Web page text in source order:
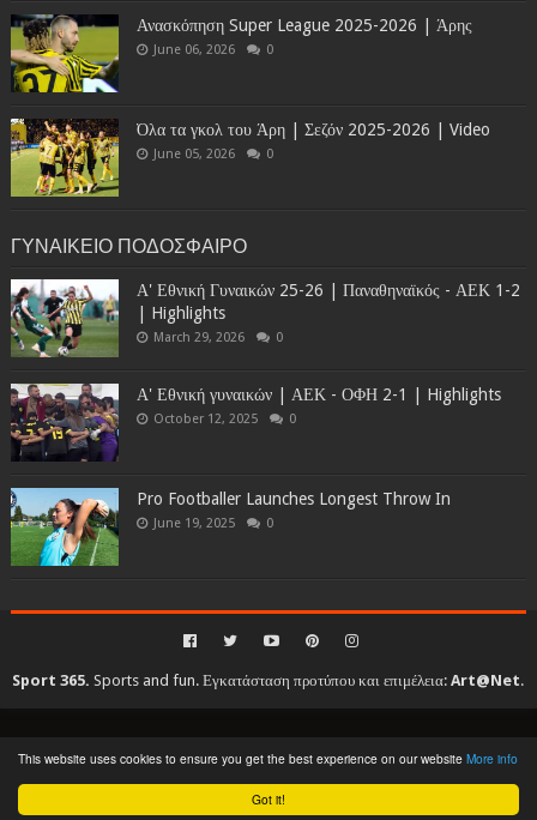
Got it!
This website uses cookies to ensure you get the best experience on our website More info
Ανασκόπηση Super League 2025-2026 | Άρης
June 06, 2026 0
Όλα τα γκολ του Άρη | Σεζόν 2025-2026 | Video
June 05, 2026 0
ΓΥΝΑΙΚΕΙΟ ΠΟΔΟΣΦΑΙΡΟ
Α' Εθνική Γυναικών 25-26 | Παναθηναϊκός - ΑΕΚ 1-2
| Highlights
March 29, 2026 0
Α' Εθνική γυναικών | ΑΕΚ - ΟΦΗ 2-1 | Highlights
October 12, 2025 0
Pro Footballer Launches Longest Throw In
June 19, 2025 0
Sport 365. Sports and fun. Εγκατάσταση προτύπου και επιμέλεια:Art@Net.